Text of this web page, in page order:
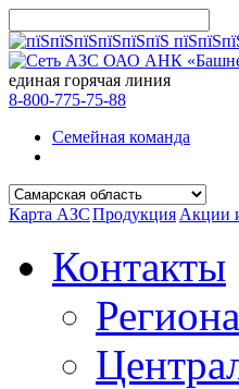
единая горячая линия
8-800-775-75-88
Семейная команда
Карта АЗСПродукция Акции
Контакты